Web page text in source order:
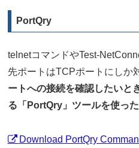
PortQry
telnetコマンドやTest-
先ポートはTCPポートにしか
ートへの接続を確認したいと
る「PortQry」ツールを使った
Download PortQry